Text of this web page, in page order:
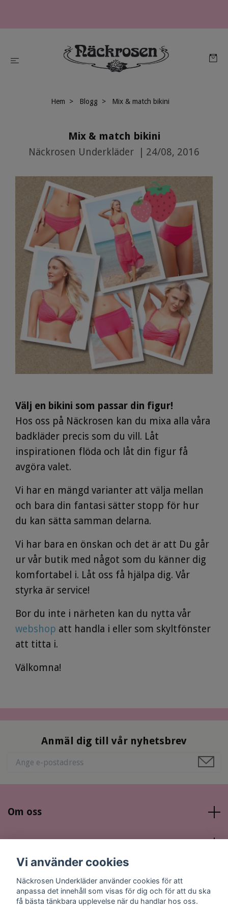
Hem Blogg Mix & match bikini
Mix & match bikini
Näckrosen Underkläder 24/08, 2016
Välj en bikini som passar din figur!
Hos oss på Näckrosen kan du mixa alla våra
badkläder precis som du vill. Låt
inspirationen flöda och låt din figur få
avgöra valet.
Vi har en mängd varianter att välja mellan
och bara din fantasi sätter stopp för hur
du kan sätta samman delarna.
Vi har bara en önskan och det är att Du går
ur vår butik med något som du känner dig
komfortabel i. Låt oss få hjälpa dig. Vår
styrka är service!
Bor du inte i närheten kan du nytta vår
webshop att handla i eller som skyltfönster
att titta i.
Välkomna!
Anmäl dig till vår nyhetsbrev
Om oss
Sociala medier
Vi använder cookies
Näckrosen Underkläder använder cookies för att
anpassa det innehåll som visas för dig och för att du ska
få bästa tänkbara upplevelse när du handlar hos oss.